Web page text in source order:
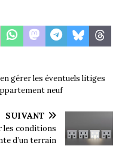
gérer les éventuels litiges
neuf
SUIVANT
les conditions
d’un terrain